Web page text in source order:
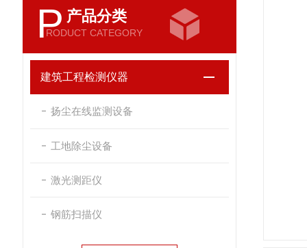
P 产品分类
RODUCT CATEGORY
建筑工程检测仪器
扬尘在线监测设备
工地除尘设备
激光测距仪
钢筋扫描仪